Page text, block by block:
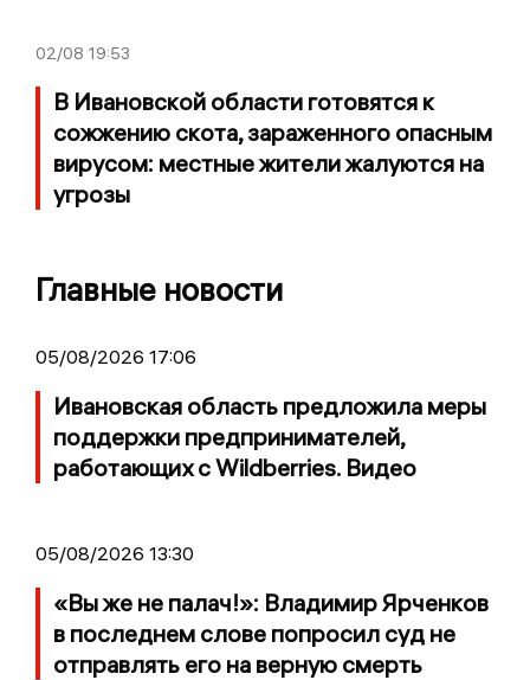
02/08 19:53
В Ивановской области готовятся к
сожжению скота, зараженного опасным
вирусом: местные жители жалуются на
угрозы
Главные новости
05/08/2026 17:06
Ивановская область предложила меры
поддержки предпринимателей,
работающих с Wildberries. Видео
05/08/2026 13:30
«Вы же не палач!»: Владимир Ярченков
в последнем слове попросил суд не
отправлять его на верную смерть